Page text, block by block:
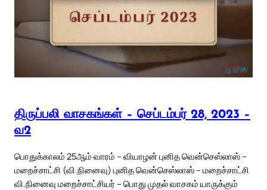
திருப்பலி வாசகங்கள் – செப்டம்பர் 28, 2023 –
வ2
பொதுக்காலம் 25ஆம் வாரம் – வியாழன் புனித வென்செஸ்லாஸ் –
மறைச்சாட்சி (வி.நினைவு) புனித வென்செஸ்லாஸ் – மறைச்சாட்சி
வி.நினைவு மறைச்சாட்சியர் – பொது முதல் வாசகம் யாருக்கும்